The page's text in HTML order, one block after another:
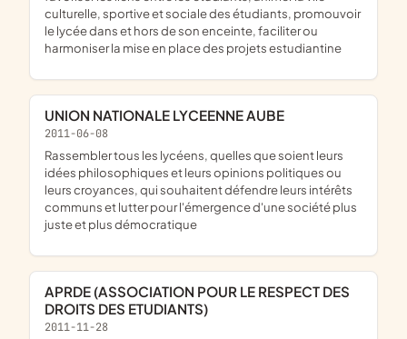
culturelle, sportive et sociale des étudiants, promouvoir
le lycée dans et hors de son enceinte, faciliter ou
harmoniser la mise en place des projets estudiantine
UNION NATIONALE LYCEENNE AUBE
2011-06-08
rassembler tous les lycéens, quelles que soient leurs
idées philosophiques et leurs opinions politiques ou
leurs croyances, qui souhaitent défendre leurs intérêts
communs et lutter pour l'émergence d'une société plus
juste et plus démocratique
APRDE (ASSOCIATION POUR LE RESPECT DES
DROITS DES ETUDIANTS)
2011-11-28